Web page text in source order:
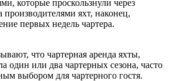
которые проскользнули через
производителями яхт, наконец,
первых недель чартера.
что чартерная аренда яхты,
один или два чартерных сезона, часто
выбором для чартерного гостя.